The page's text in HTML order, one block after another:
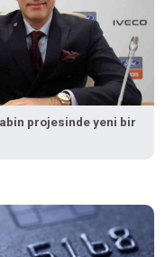
projesinde yeni bir